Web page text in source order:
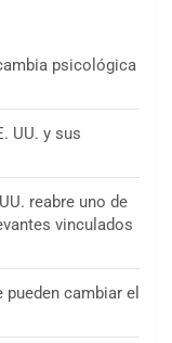
psicológica
UU. y sus
reabre uno de
vinculados
cambiar el